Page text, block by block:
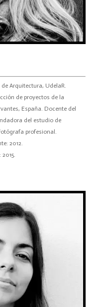
Arquitectura, UdelaR.
de proyectos de la
España. Docente del
del estudio de
profesional.
2012.